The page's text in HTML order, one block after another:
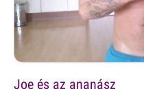
Joe és az ananász